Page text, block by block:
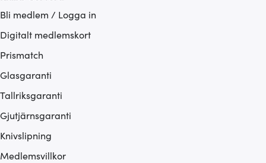
Bli medlem / Logga in
Digitalt medlemskort
Prismatch
Glasgaranti
Tallriksgaranti
Gjutjärnsgaranti
Knivslipning
Medlemsvillkor